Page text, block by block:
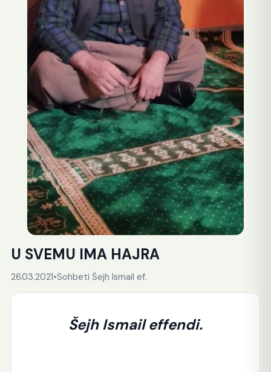
U SVEMU IMA HAJRA
26.03.2021•Sohbeti Šejh Ismail ef.
Šejh Ismail effendi.